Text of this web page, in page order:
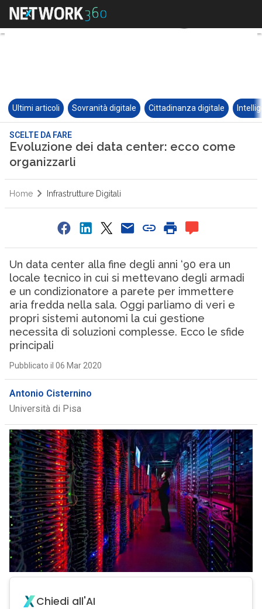
Ultimi articoli Sovranità digitale Cittadinanza digitale
SCELTE DA FARE
Evoluzione dei data center: ecco come
organizzarli
Home Infrastrutture Digitali
Un data center alla fine degli anni ‘90 era un
locale tecnico in cui si mettevano degli armadi
e un condizionatore a parete per immettere
aria fredda nella sala. Oggi parliamo di veri e
propri sistemi autonomi la cui gestione
necessita di soluzioni complesse. Ecco le sfide
principali
Pubblicato il 06 Mar 2020
Antonio Cisternino
Università di Pisa
Chiedi all'AI